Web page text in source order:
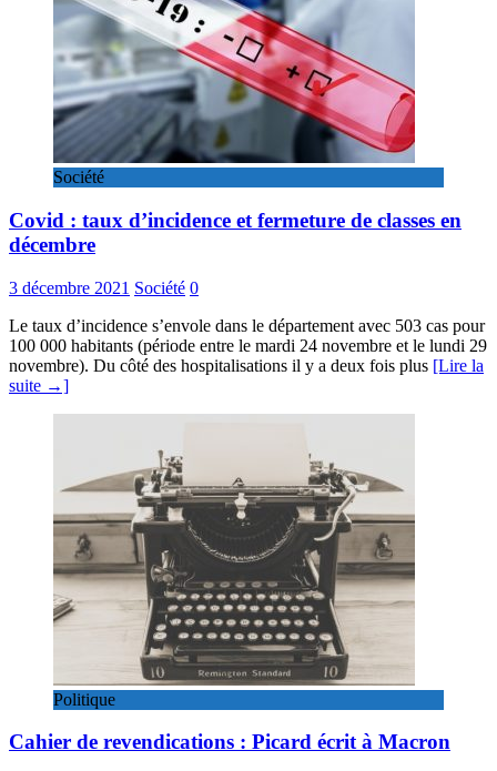
Société
Covid : taux d’incidence et fermeture de classes en
décembre
3 décembre 2021 Société 0
Le taux d’incidence s’envole dans le département avec 503 cas pour
100 000 habitants (période entre le mardi 24 novembre et le lundi 29
novembre). Du côté des hospitalisations il y a deux fois plus [Lire la
suite →]
Politique
Cahier de revendications : Picard écrit à Macron